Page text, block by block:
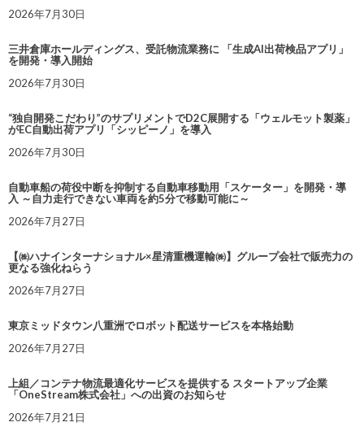
2026年7月30日
三井倉庫ホールディングス、受託物流業務に 「生成AI出荷検品アプリ」
を開発・導入開始
2026年7月30日
“独自開発こだわり”のサプリメントでD2C展開する「ウェルモット製薬」
がEC自動出荷アプリ「シッピーノ」を導入
2026年7月30日
自動車船の荷役中断を抑制する自動車移動用「スケーター」を開発・導
入 ～自力走行できない車両を約5分で移動可能に～
2026年7月27日
【㈱ハナインターナショナル×星清重機運輸㈱】グループ会社で販売力の
更なる強化ねらう
2026年7月27日
東京ミッドタウン八重洲でロボット配送サービスを本格始動
2026年7月27日
上組／コンテナ物流最適化サービスを提供する スタートアップ企業
「OneStream株式会社」への出資のお知らせ
2026年7月21日